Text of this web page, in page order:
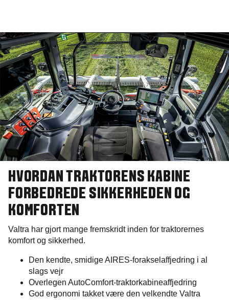
HVORDAN TRAKTORENS KABINE
FORBEDREDE SIKKERHEDEN OG
KOMFORTEN
Valtra har gjort mange fremskridt inden for traktorernes
komfort og sikkerhed.
Den kendte, smidige AIRES-forakselaffjedring i al
slags vejr
Overlegen AutoComfort-traktorkabineaffjedring
God ergonomi takket være den velkendte Valtra